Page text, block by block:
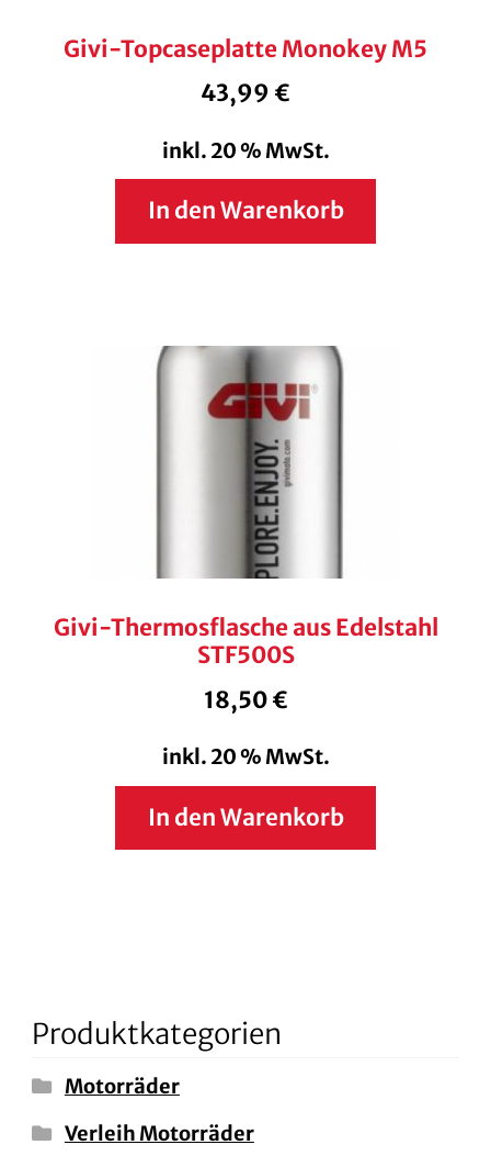
Givi-Topcaseplatte Monokey M5
43,99 €
inkl. 20 % MwSt.
In den Warenkorb
Givi-Thermosflasche aus Edelstahl
STF500S
18,50€
inkl. 20 % MwSt.
In den Warenkorb
Produktkategorien
Motorräder
Verleih Motorräder